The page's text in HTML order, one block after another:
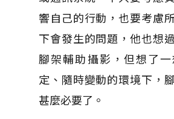
響自己的行動，也要考慮
下會發生的問題，他也想
腳架輔助攝影，但想了
定、隨時變動的環境下，
甚麼必要了。